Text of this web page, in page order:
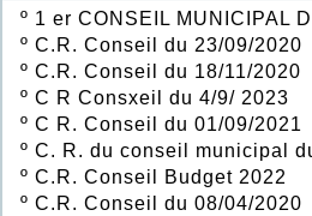
º 1 er CONSEIL MUNICIPAL
º C.R. Conseil du 23/09/2020
º C.R. Conseil du 18/11/2020
º C R Consxeil du 4/9/ 2023
º C R. Conseil du 01/09/2021
º C. R. du conseil municipal
º C.R. Conseil Budget 2022
º C.R. Conseil du 08/04/2020